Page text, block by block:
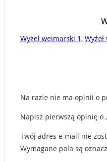
Wyżeł weimarski 1,
Na razie nie ma opinii o
Napisz pierwszą opinię o
Twój adres e-mail nie
Wymagane pola są